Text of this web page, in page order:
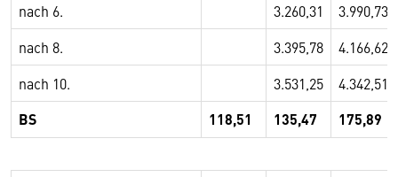
nach 6.
3.260,31
3.990,73
nach 8.
3.395,78
4.166,62
nach 10.
3.531,25 4.342,51
BS 118,51 135,47 175,89